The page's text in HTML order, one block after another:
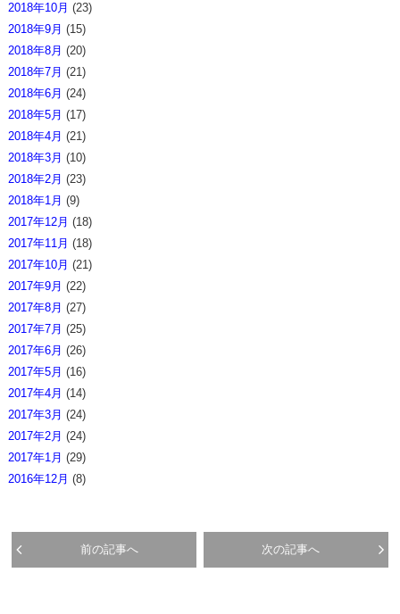
2018年10月 (23)
2018年9月 (15)
2018年8月 (20)
2018年7月 (21)
2018年6月 (24)
2018年5月 (17)
2018年4月 (21)
2018年3月 (10)
2018年2月 (23)
2018年1月 (9)
2017年12月 (18)
2017年11月 (18)
2017年10月 (21)
2017年9月 (22)
2017年8月 (27)
2017年7月 (25)
2017年6月 (26)
2017年5月 (16)
2017年4月 (14)
2017年3月 (24)
2017年2月 (24)
2017年1月 (29)
2016年12月 (8)
前の記事へ 次の記事へ